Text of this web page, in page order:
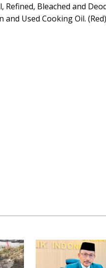
Refined, Bleached and
and Used Cooking Oil. (Red)